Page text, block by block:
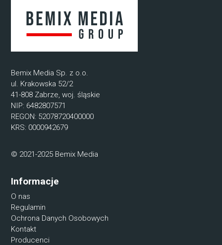
Bemix Media Sp. z o.o.
ul. Krakowska 52/2
41-808 Zabrze, woj. śląskie
NIP: 6482807571
REGON: 52078720400000
KRS: 0000942679
© 2021-2025 Bemix Media
Informacje
O nas
Regulamin
Ochrona Danych Osobowych
Kontakt
Producenci